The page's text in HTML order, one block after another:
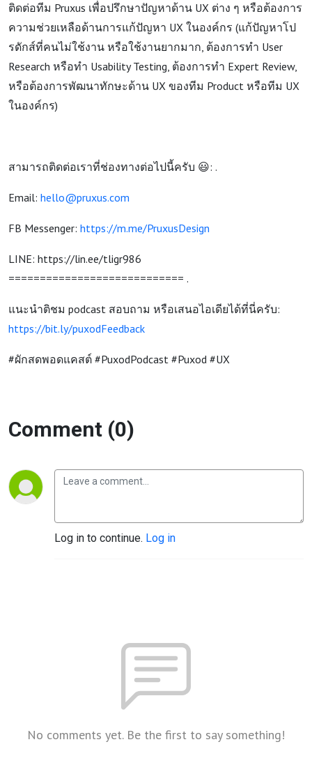
ติดต่อทีม Pruxus เพื่อปรึกษาปัญหาด้าน UX ต่าง ๆ หรือต้องการ
ความช่วยเหลือด้านการแก้ปัญหา UX ในองค์กร (แก้ปัญหาโป
รดักส์ที่คนไม่ใช้งาน หรือใช้งานยากมาก, ต้องการทำ User
Research หรือทำ Usability Testing, ต้องการทำ Expert Review,
หรือต้องการพัฒนาทักษะด้าน UX ของทีม Product หรือทีม UX
ในองค์กร)
สามารถติดต่อเราที่ช่องทางต่อไปนี้ครับ 😃: .
Email: hello@pruxus.com
FB Messenger: https://m.me/PruxusDesign
LINE: https://lin.ee/tligr986
============================ .
แนะนำติชม podcast สอบถาม หรือเสนอไอเดียได้ที่นี่ครับ:
https://bit.ly/puxodFeedback
#ผักสดพอดแคสต์ #PuxodPodcast #Puxod #UX
Comment (0)
Log in to continue. Log in
No comments yet. Be the first to say something!